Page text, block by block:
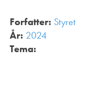
Forfatter: Styret
År: 2024
Tema: